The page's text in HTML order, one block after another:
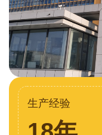
生产经验